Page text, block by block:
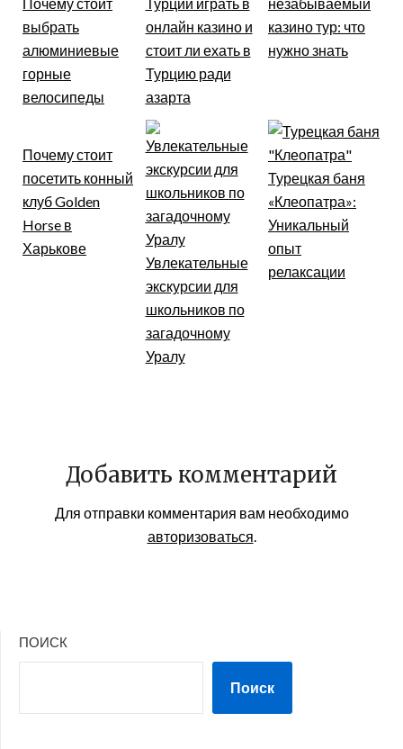
выбрать
алюминиевые
горные
велосипеды
онлайн казино и
стоит ли ехать в
Турцию ради
азарта
казино тур: что
нужно знать
Почему стоит
посетить конный
клуб Golden
Horse в
Харькове
Увлекательные
экскурсии для
школьников по
загадочному
Уралу
Турецкая баня
«Клеопатра»:
Уникальный
опыт
релаксации
Добавить комментарий
Для отправки комментария вам необходимо
авторизоваться
ПОИСК
Поиск